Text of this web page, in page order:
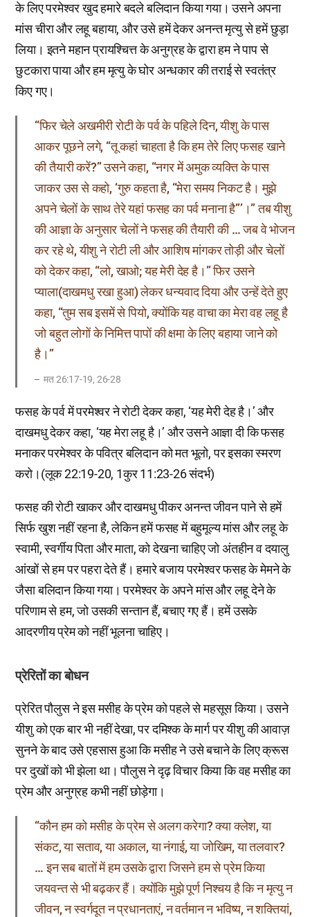
के लिए परमेश्वर खुद हमारे बदले बलिदान किया गया। उसने अपना
मांस चीरा और लहू बहाया, और उसे हमें देकर अनन्त मृत्यु से हमें छुड़ा
लिया। इतने महान प्रायश्चित्त के अनुग्रह के द्वारा हम ने पाप से
छुटकारा पाया और हम मृत्यु के घोर अन्धकार की तराई से स्वतंत्र
किए गए।
“फिर चेले अखमीरी रोटी के पर्व के पहिले दिन, यीशु के पास
आकर पूछने लगे, “तू कहां चाहता है कि हम तेरे लिए फसह खाने
की तैयारी करें?” उसने कहा, “नगर में अमुक व्यक्ति के पास
जाकर उस से कहो, ‘गुरु कहता है, “मेरा समय निकट है। मुझे
अपने चेलों के साथ तेरे यहां फसह का पर्व मनाना है”’।” तब यीशु
की आज्ञा के अनुसार चेलों ने फसह की तैयारी की … जब वे भोजन
कर रहे थे, यीशु ने रोटी ली और आशिष मांगकर तोड़ी और चेलों
को देकर कहा, “लो, खाओ; यह मेरी देह है।” फिर उसने
प्याला(दाखमधु रखा हुआ) लेकर धन्यवाद दिया और उन्हें देते हुए
कहा, “तुम सब इसमें से पियो, क्योंकि यह वाचा का मेरा वह लहू है
जो बहुत लोगों के निमित्त पापों की क्षमा के लिए बहाया जाने को
है।”
मत 26:17-19, 26-28
फसह के पर्व में परमेश्वर ने रोटी देकर कहा, ‘यह मेरी देह है।’ और
दाखमधु देकर कहा, ‘यह मेरा लहू है।’ और उसने आज्ञा दी कि फसह
मनाकर परमेश्वर के पवित्र बलिदान को मत भूलो, पर इसका स्मरण
करो।(लूक 22:19-20, 1कुर 11:23-26 संदर्भ)
फसह की रोटी खाकर और दाखमधु पीकर अनन्त जीवन पाने से हमें
सिर्फ खुश नहीं रहना है, लेकिन हमें फसह में बहुमूल्य मांस और लहू के
स्वामी, स्वर्गीय पिता और माता, को देखना चाहिए जो अंतहीन व दयालु
आंखों से हम पर पहरा देते हैं। हमारे बजाय परमेश्वर फसह के मेमने के
जैसा बलिदान किया गया। परमेश्वर के अपने मांस और लहू देने के
परिणाम से हम, जो उसकी सन्तान हैं, बचाए गए हैं। हमें उसके
आदरणीय प्रेम को नहीं भूलना चाहिए।
प्रेरितों का बोधन
प्रेरित पौलुस ने इस मसीह के प्रेम को पहले से महसूस किया। उसने
यीशु को एक बार भी नहीं देखा, पर दमिश्क के मार्ग पर यीशु की आवाज़
सुनने के बाद उसे एहसास हुआ कि मसीह ने उसे बचाने के लिए क्रूस
पर दुखों को भी झेला था। पौलुस ने दृढ़ विचार किया कि वह मसीह का
प्रेम और अनुग्रह कभी नहीं छोड़ेगा।
“कौन हम को मसीह के प्रेम से अलग करेगा? क्या क्लेश, या
संकट, या सताव, या अकाल, या नंगाई, या जोखिम, या तलवार?
… इन सब बातों में हम उसके द्वारा जिसने हम से प्रेम किया
जयवन्त से भी बढ़कर हैं। क्योंकि मुझे पूर्ण निश्चय है कि न मृत्यु न
जीवन, न स्वर्गदूत न प्रधानताएं, न वर्तमान न भविष्य, न शक्तियां,